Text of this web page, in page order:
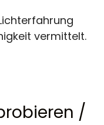
vermittelt.
/